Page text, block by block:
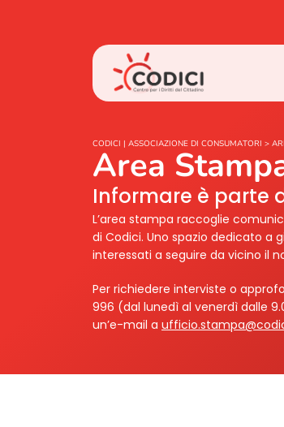
CODICI | ASSOCIAZIONE DI CONSUMATORI >
Area
Informare è parte
L’area stampa raccoglie
di Codici. Uno spazio dedicato a
interessati a seguire da vicino il
Per richiedere interviste o
996 (dal lunedì al venerdì dalle
un’e-mail a